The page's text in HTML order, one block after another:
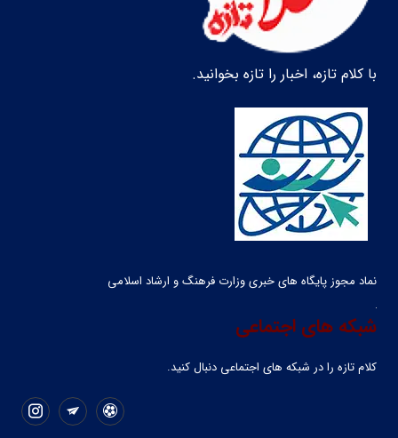
با کلام تازه، اخبار را تازه بخوانید.
نماد مجوز پایگاه های خبری وزارت فرهنگ و ارشاد اسلامی
شبکه های اجتماعی
کلام تازه را در شبکه ‌های اجتماعی دنبال کنید.